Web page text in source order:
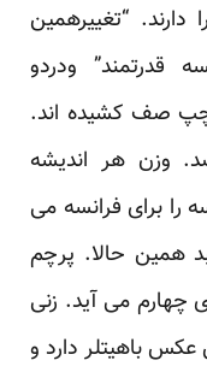
“تغییرهمین
قدرتمند” ودردو
چپ صف کشیده اند.
وزن هر اندیشه
را برای فرانسه می
همین حالا. پرچم
چهارم می آید. زنی
باهیتلر دارد و